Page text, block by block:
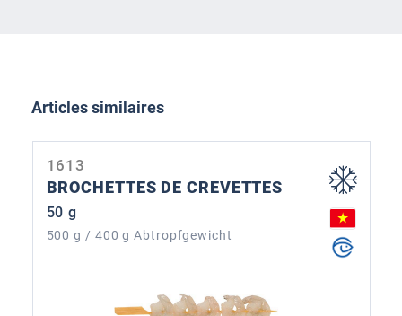
Ignorer la galerie de produits
Articles similaires
1613
BROCHETTES DE CREVETTES
50 g
500 g / 400 g Abtropfgewicht